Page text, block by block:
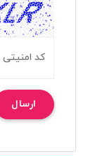
ارسال